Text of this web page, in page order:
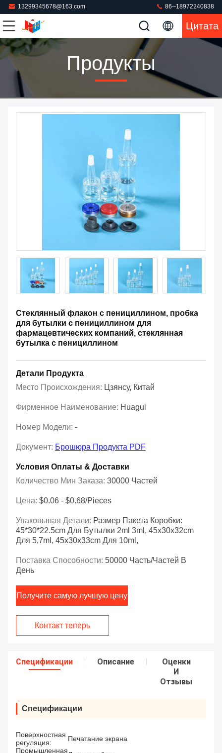
13299345678@163.com 86--18972240838
Цитата
Продукты
Стеклянный флакон с пенициллином, пробка
для бутылки с пенициллином для
фармацевтических компаний, стеклянная
бутылка с пенициллином
Детали Продукта
Место Происхождения: Цзянсу, Китай
Фирменное Наименование: Huagui
Номер Модели: -
Документ: Брошюра Продукта PDF
Условия Оплаты & Доставки
Количество Мин Заказа: 30000 Частей
Цена: $0.06 - $0.68/pieces
Упаковывая Детали: Размер Пакета Коробки:
45*30*22.5cm Для Бутылки 2ml 3ml, 45x30x32cm
Для 5,7ml, 45x30x33cm Для 10ml,
Поставка Способности: 50000 Часть/частей В
День
Получите самую лучшую цену
Контакт теперь
Спецификации Описание
Оценки
И
Отзывы
Спецификации
Поверхностная
регуляция:
Печатание экрана
Промышленная